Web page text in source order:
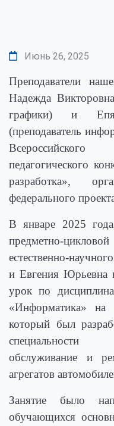
Июнь 26, 2025
Преподаватели
Надежда
графики) и
(преподаватель
педагогического
разработка»,
федерального
В январе 2025
предметно-
естественно-
и Евгения Юрьевна
урок по
«Информатика» на
который был
специальности
обслуживание и
агрегатов
Занятие было
обучающихся